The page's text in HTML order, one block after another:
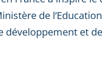
de
développement et